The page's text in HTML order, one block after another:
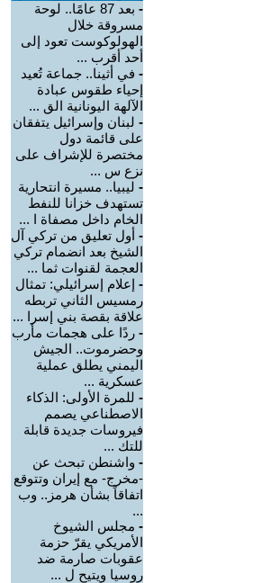
-
بعد 87 عامًا.. لوحة
مسروقة خلال
الهولوكوست تعود إلى
أحد أقرب ...
- في أثينا.. جماعة تُعيد
إحياء طقوس عبادة
الآلهة اليونانية الق ...
- لبنان وإسرائيل يتفقان
على قائمة دول
مختصرة للإشراف على
نزع س ...
- ليبيا.. مسيرة انتحارية
تستهدف خزانا للنفط
الخام داخل مصفاة ا ...
- أول تعليق من تركي آل
الشيخ بعد انضمام تركي
العجمة لقنوات ثما ...
- إعلام إسرائيلي: تمثال
رمسيس الثاني تربطه
علاقة بقصة بني إسرا ...
- ردًا على هجمات مأرب
وحضرموت.. الجيش
اليمني يطلق عملية
عسكرية ...
- للمرة الأولى: الذكاء
الاصطناعي يصمم
فيروسات جديدة قابلة
للتك ...
- واشنطن تبحث عن
-مخرج- مع إيران وتتوقع
اتفاقاً بشأن هرمز.. وب
...
- مجلس الشيوخ
الأمريكي يقرّ حزمة
عقوبات صارمة ضد
روسيا ويتيح ل ...